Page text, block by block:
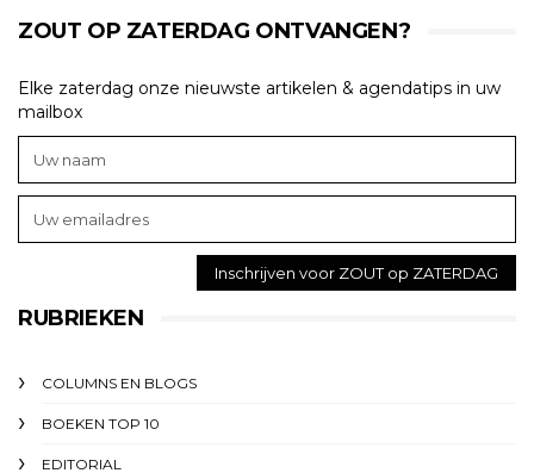
ZOUT OP ZATERDAG ONTVANGEN?
Elke zaterdag onze nieuwste artikelen & agendatips in uw
mailbox
RUBRIEKEN
COLUMNS EN BLOGS
BOEKEN TOP 10
EDITORIAL